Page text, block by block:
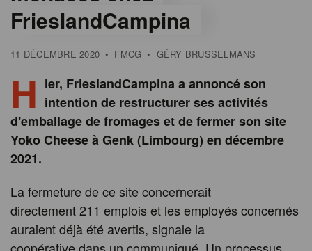
FrieslandCampina
11 DÉCEMBRE 2020 • FMCG • GÉRY BRUSSELMANS
H ier, FrieslandCampina a annoncé son
intention de restructurer ses activités
d'emballage de fromages et de fermer son site
Yoko Cheese à Genk (Limbourg) en décembre
2021.
La fermeture de ce site concernerait
directement 211 emplois et les employés concernés
auraient déjà été avertis, signale la